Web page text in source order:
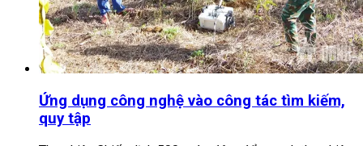
Ứng dụng công nghệ vào công tác tìm kiếm,
quy tập